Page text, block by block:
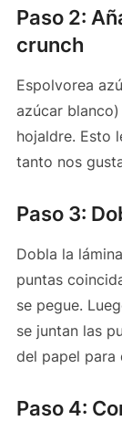
Paso 2:
crunch
Espolvorea
azúcar
hojaldre. Esto
tanto nos
Paso 3:
Dobla la
puntas
se pegue.
se juntan las
del papel para
Paso 4: